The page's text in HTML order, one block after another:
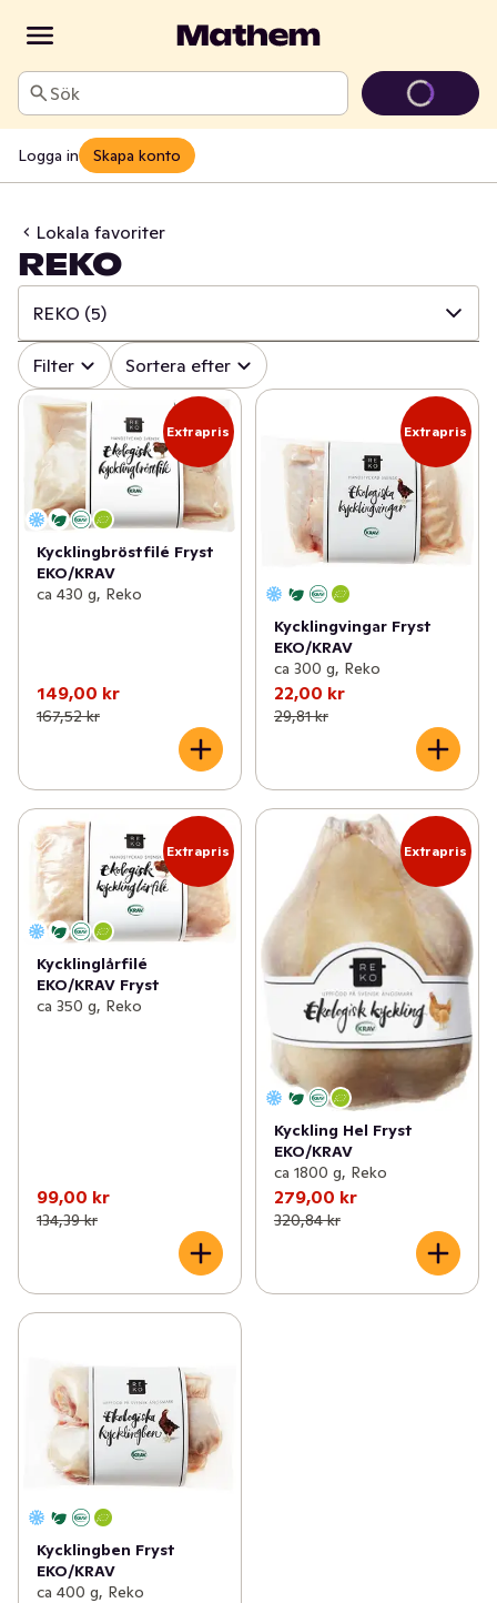
Sök
Logga in Skapa konto
Lokala favoriter
REKO
REKO (5)
✓ Alla (242)
✓ Österhagen Glass
✓ Sorunda (22)
✓ Svenskt gårdsvilt (5)
✓ Väddö gårdsmejeri (9)
Värmdö bryggeri
✓ Roslagsmjölk
(8)
✓ Erssons (16)
Per i Viken (12)
Englamust
Roots of Malmö
✓ Olof Viktors
✓ Melins (18)
Filter Sortera efter
Extrapris
Kycklingbröstfilé Fryst
EKO/KRAV
ca 430 g, Reko
149,00 kr
167,52 kr
Extrapris
Kycklingvingar Fryst
EKO/KRAV
ca 300 g, Reko
22,00 kr
29,81 kr
Extrapris
Kycklinglårfilé
EKO/KRAV Fryst
ca 350 g, Reko
99,00 kr
134,39 kr
Extrapris
Kyckling Hel Fryst
EKO/KRAV
ca 1800 g, Reko
279,00 kr
320,84 kr
Kycklingben Fryst
EKO/KRAV
ca 400 g, Reko